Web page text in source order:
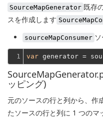
SourceMapGenerator 既存
スを作成します
sourceMapConsumer
1 var
ッピング)
元のソースの行と列から、作
たソースの行と列に 1 つの